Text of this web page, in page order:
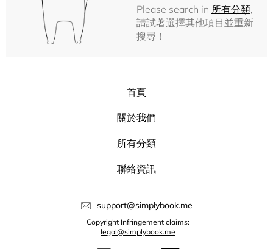
Please search in 所有分類,
請試著選擇其他項目並重新
搜尋！
首頁
關於我們
所有分類
聯絡資訊
support@simplybook.me
Copyright Infringement claims:
legal@simplybook.me